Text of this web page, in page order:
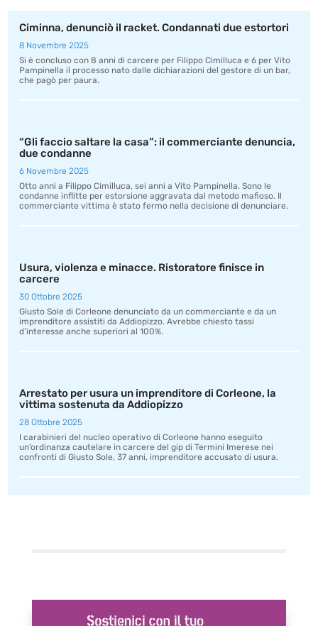
Ciminna, denunciò il racket. Condannati due estortori
8 Novembre 2025
Si è concluso con 8 anni di carcere per Filippo Cimilluca e 6 per Vito
Pampinella il processo nato dalle dichiarazioni del gestore di un bar,
che pagò per paura.
“Gli faccio saltare la casa”: il commerciante denuncia,
due condanne
6 Novembre 2025
Otto anni a Filippo Cimilluca, sei anni a Vito Pampinella. Sono le
condanne inflitte per estorsione aggravata dal metodo mafioso. Il
commerciante vittima è stato fermo nella decisione di denunciare.
Usura, violenza e minacce. Ristoratore finisce in
carcere
30 Ottobre 2025
Giusto Sole di Corleone denunciato da un commerciante e da un
imprenditore assistiti da Addiopizzo. Avrebbe chiesto tassi
d’interesse anche superiori al 100%.
Arrestato per usura un imprenditore di Corleone, la
vittima sostenuta da Addiopizzo
28 Ottobre 2025
I carabinieri del nucleo operativo di Corleone hanno eseguito
un’ordinanza cautelare in carcere del gip di Termini Imerese nei
confronti di Giusto Sole, 37 anni, imprenditore accusato di usura.